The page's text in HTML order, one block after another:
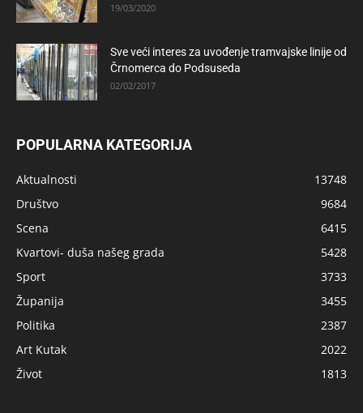
19/03/2020
Sve veći interes za uvođenje tramvajske linije od
Črnomerca do Podsuseda
02/02/2017
POPULARNA KATEGORIJA
Aktualnosti
13748
Društvo
9684
Scena
6415
Kvartovi- duša našeg grada
5428
Sport
3733
Županija
3455
Politika
2387
Art Kutak
2022
Život
1813